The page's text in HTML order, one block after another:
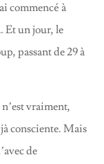
commencé à
Et un jour, le
passant de 29 à
vraiment,
consciente. Mais
de